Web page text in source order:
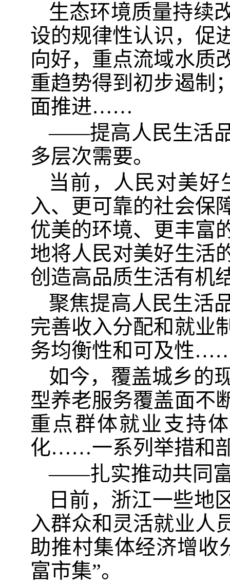
生态环境质量持续
设的规律性认识，促
向好，重点流域水质
重趋势得到初步遏制
面推进……
——提高人民生活
多层次需要。
当前，人民对美
入、更可靠的社会保
优美的环境、更丰富
地将人民对美好生活
创造高品质生活有机
聚焦提高人民生活
完善收入分配和就业
务均衡性和可及性
如今，覆盖城乡的
型养老服务覆盖面不
重点群体就业支持
化……一系列举措和
——扎实推动共同
日前，浙江一些地
入群众和灵活就业人
助推村集体经济增收
富市集”。